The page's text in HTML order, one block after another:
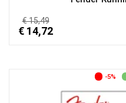
€ 15,49
€ 14,72
-5%